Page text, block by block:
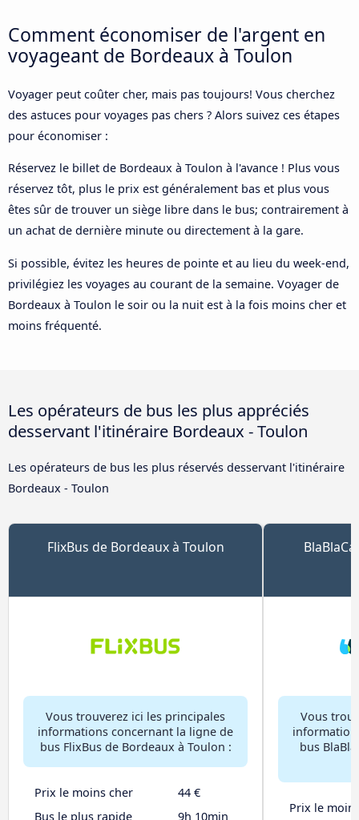
Comment économiser de l'argent en
voyageant de Bordeaux à Toulon
Voyager peut coûter cher, mais pas toujours! Vous cherchez
des astuces pour voyages pas chers ? Alors suivez ces étapes
pour économiser :
Réservez le billet de Bordeaux à Toulon à l'avance ! Plus vous
réservez tôt, plus le prix est généralement bas et plus vous
êtes sûr de trouver un siège libre dans le bus; contrairement à
un achat de dernière minute ou directement à la gare.
Si possible, évitez les heures de pointe et au lieu du week-end,
privilégiez les voyages au courant de la semaine. Voyager de
Bordeaux à Toulon le soir ou la nuit est à la fois moins cher et
moins fréquenté.
Les opérateurs de bus les plus appréciés
desservant l'itinéraire Bordeaux - Toulon
Les opérateurs de bus les plus réservés desservant l'itinéraire
Bordeaux - Toulon
FlixBus de Bordeaux à Toulon
Vous trouverez ici les principales
informations concernant la ligne de
bus FlixBus de Bordeaux à Toulon :
Prix le moins cher
44 €
Bus le plus rapide
9h 10min
Vous
bus
Prix le